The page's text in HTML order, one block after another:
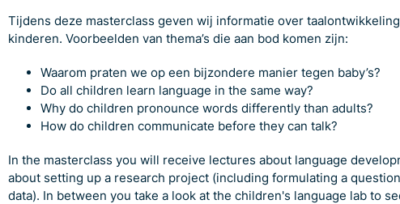
Tijdens deze masterclass geven wij informatie over
kinderen. Voorbeelden van thema’s die aan bod komen zijn:
Waarom praten we op een bijzondere manier tegen baby’s?
Do all children learn language in the same way?
Why do children pronounce words differently than adults?
How do children communicate before they can talk?
In the masterclass you will receive lectures about language
about setting up a research project (including formulating a
data). In between you take a look at the children's language lab to